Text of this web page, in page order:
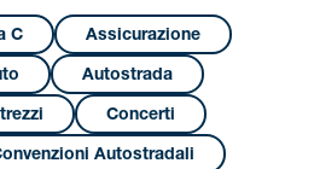
C Assicurazione
Autostrada
Concerti
Autostradali